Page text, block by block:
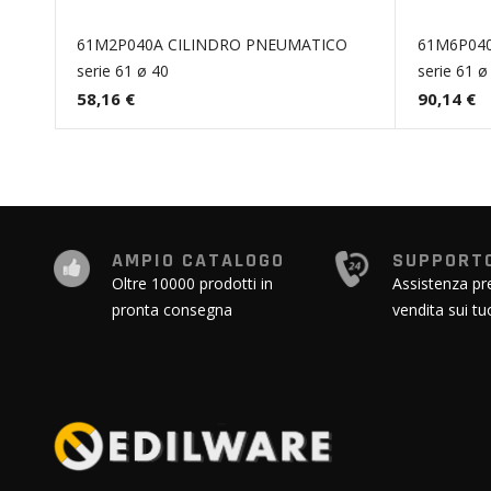
61M2P040A CILINDRO PNEUMATICO
serie 61 ø 40
58,16 €
serie 61
90,14 €
AMPIO CATALOGO
Oltre 10000 prodotti in
pronta consegna
Assistenza
vendita sui